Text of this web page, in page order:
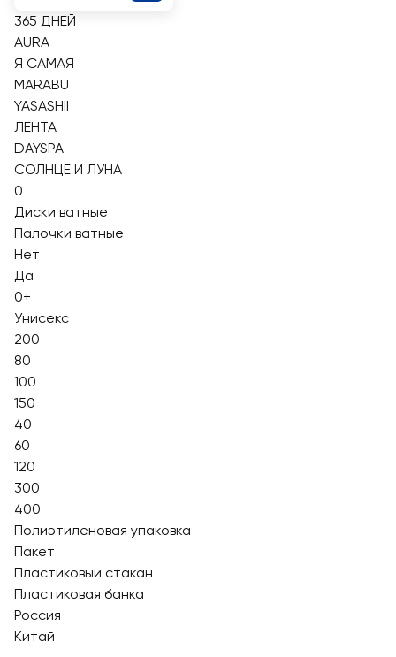
365 ДНЕЙ
AURA
Я САМАЯ
MARABU
YASASHII
ЛЕНТА
DAYSPA
СОЛНЦЕ И ЛУНА
0
Диски ватные
Палочки ватные
Нет
Да
0+
Унисекс
200
80
100
150
40
60
120
300
400
Полиэтиленовая упаковка
Пакет
Пластиковый стакан
Пластиковая банка
Россия
Китай